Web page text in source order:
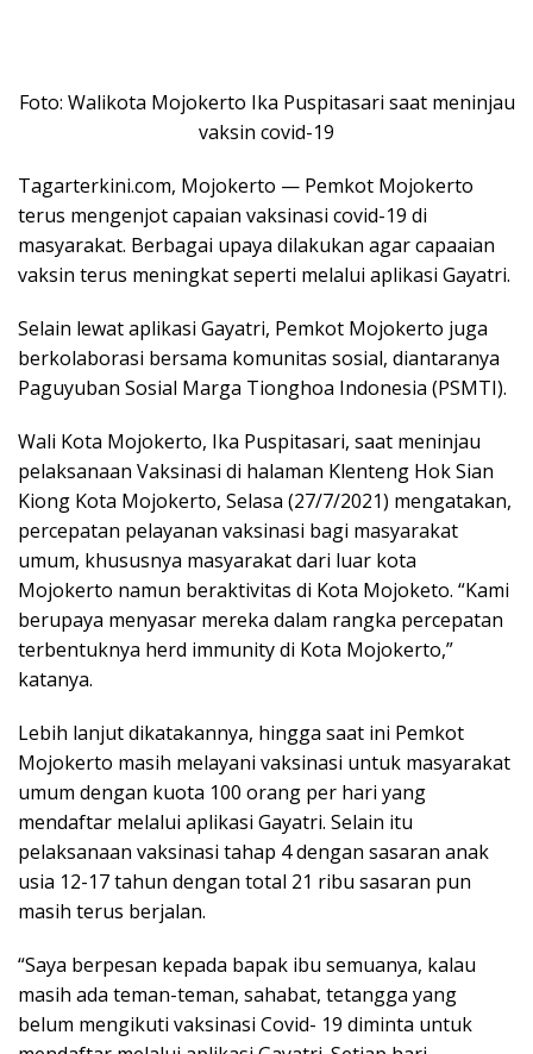
Foto: Walikota Mojokerto Ika Puspitasari saat meninjau
vaksin covid-19
Tagarterkini.com, Mojokerto — Pemkot Mojokerto
terus mengenjot capaian vaksinasi covid-19 di
masyarakat. Berbagai upaya dilakukan agar capaaian
vaksin terus meningkat seperti melalui aplikasi Gayatri.
Selain lewat aplikasi Gayatri, Pemkot Mojokerto juga
berkolaborasi bersama komunitas sosial, diantaranya
Paguyuban Sosial Marga Tionghoa Indonesia (PSMTI).
Wali Kota Mojokerto, Ika Puspitasari, saat meninjau
pelaksanaan Vaksinasi di halaman Klenteng Hok Sian
Kiong Kota Mojokerto, Selasa (27/7/2021) mengatakan,
percepatan pelayanan vaksinasi bagi masyarakat
umum, khususnya masyarakat dari luar kota
Mojokerto namun beraktivitas di Kota Mojoketo. “Kami
berupaya menyasar mereka dalam rangka percepatan
terbentuknya herd immunity di Kota Mojokerto,”
katanya.
Lebih lanjut dikatakannya, hingga saat ini Pemkot
Mojokerto masih melayani vaksinasi untuk masyarakat
umum dengan kuota 100 orang per hari yang
mendaftar melalui aplikasi Gayatri. Selain itu
pelaksanaan vaksinasi tahap 4 dengan sasaran anak
usia 12-17 tahun dengan total 21 ribu sasaran pun
masih terus berjalan.
“Saya berpesan kepada bapak ibu semuanya, kalau
masih ada teman-teman, sahabat, tetangga yang
belum mengikuti vaksinasi Covid- 19 diminta untuk